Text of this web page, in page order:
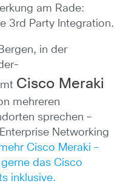
am Rade:
3rd Party Integration.
in der
Cisco Meraki
mehreren
sprechen –
Networking
Cisco Meraki –
das Cisco
inklusive.